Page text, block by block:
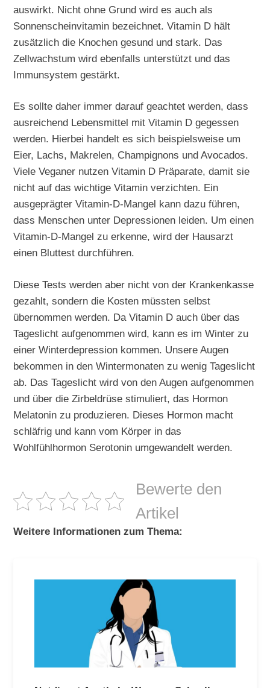
auswirkt. Nicht ohne Grund wird es auch als
Sonnenscheinvitamin bezeichnet. Vitamin D hält
zusätzlich die Knochen gesund und stark. Das
Zellwachstum wird ebenfalls unterstützt und das
Immunsystem gestärkt.
Es sollte daher immer darauf geachtet werden, dass
ausreichend Lebensmittel mit Vitamin D gegessen
werden. Hierbei handelt es sich beispielsweise um
Eier, Lachs, Makrelen, Champignons und Avocados.
Viele Veganer nutzen Vitamin D Präparate, damit sie
nicht auf das wichtige Vitamin verzichten. Ein
ausgeprägter Vitamin-D-Mangel kann dazu führen,
dass Menschen unter Depressionen leiden. Um einen
Vitamin-D-Mangel zu erkenne, wird der Hausarzt
einen Bluttest durchführen.
Diese Tests werden aber nicht von der Krankenkasse
gezahlt, sondern die Kosten müssten selbst
übernommen werden. Da Vitamin D auch über das
Tageslicht aufgenommen wird, kann es im Winter zu
einer Winterdepression kommen. Unsere Augen
bekommen in den Wintermonaten zu wenig Tageslicht
ab. Das Tageslicht wird von den Augen aufgenommen
und über die Zirbeldrüse stimuliert, das Hormon
Melatonin zu produzieren. Dieses Hormon macht
schläfrig und kann vom Körper in das
Wohlfühlhormon Serotonin umgewandelt werden.
Bewerte den
Artikel
Weitere Informationen zum Thema: